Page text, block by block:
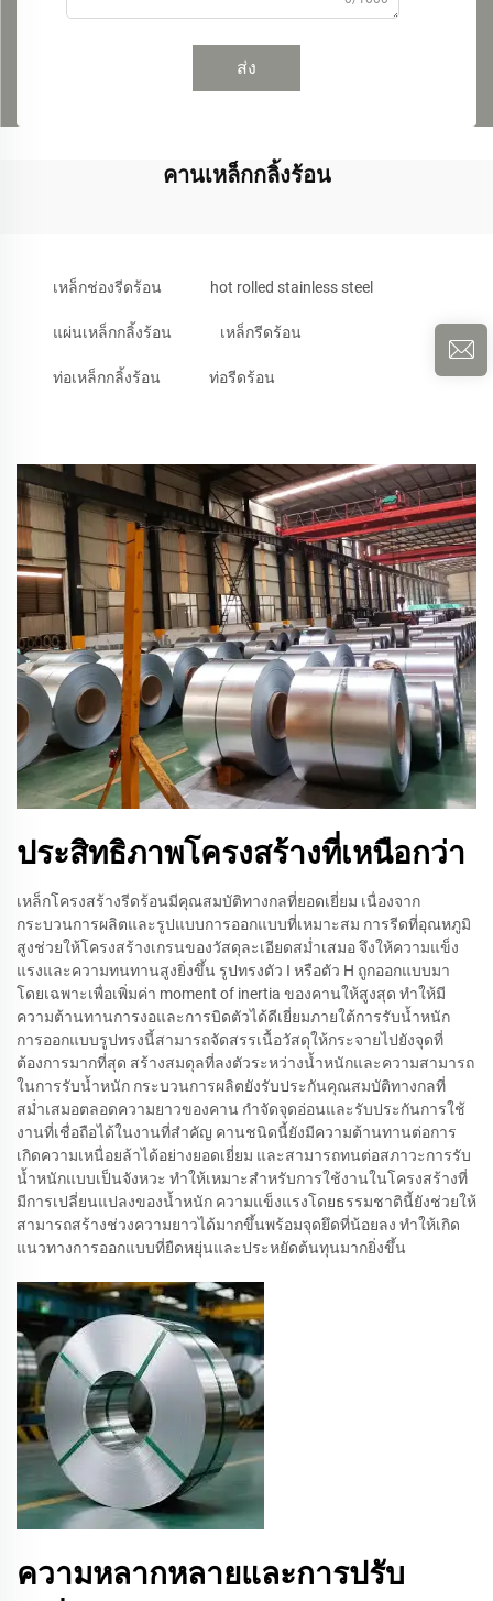
ส่ง
คานเหล็กกลิ้งร้อน
เหล็กช่องรีดร้อน hot rolled stainless steel
แผ่นเหล็กกลิ้งร้อน เหล็กรีดร้อน
ท่อเหล็กกลิ้งร้อน ท่อรีดร้อน
ประสิทธิภาพโครงสร้างที่เหนือกว่า
เหล็กโครงสร้างรีดร้อนมีคุณสมบัติทางกลที่ยอดเยี่ยม เนื่องจาก
กระบวนการผลิตและรูปแบบการออกแบบที่เหมาะสม การรีดที่อุณหภูมิ
สูงช่วยให้โครงสร้างเกรนของวัสดุละเอียดสม่ำเสมอ จึงให้ความแข็ง
แรงและความทนทานสูงยิ่งขึ้น รูปทรงตัว I หรือตัว H ถูกออกแบบมา
โดยเฉพาะเพื่อเพิ่มค่า moment of inertia ของคานให้สูงสุด ทำให้มี
ความต้านทานการงอและการบิดตัวได้ดีเยี่ยมภายใต้การรับน้ำหนัก
การออกแบบรูปทรงนี้สามารถจัดสรรเนื้อวัสดุให้กระจายไปยังจุดที่
ต้องการมากที่สุด สร้างสมดุลที่ลงตัวระหว่างน้ำหนักและความสามารถ
ในการรับน้ำหนัก กระบวนการผลิตยังรับประกันคุณสมบัติทางกลที่
สม่ำเสมอตลอดความยาวของคาน กำจัดจุดอ่อนและรับประกันการใช้
งานที่เชื่อถือได้ในงานที่สำคัญ คานชนิดนี้ยังมีความต้านทานต่อการ
เกิดความเหนื่อยล้าได้อย่างยอดเยี่ยม และสามารถทนต่อสภาวะการรับ
น้ำหนักแบบเป็นจังหวะ ทำให้เหมาะสำหรับการใช้งานในโครงสร้างที่
มีการเปลี่ยนแปลงของน้ำหนัก ความแข็งแรงโดยธรรมชาตินี้ยังช่วยให้
สามารถสร้างช่วงความยาวได้มากขึ้นพร้อมจุดยึดที่น้อยลง ทำให้เกิด
แนวทางการออกแบบที่ยืดหยุ่นและประหยัดต้นทุนมากยิ่งขึ้น
ความหลากหลายและการปรับ